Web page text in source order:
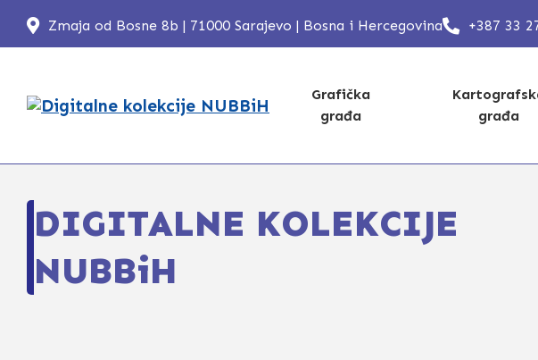
Zmaja od Bosne 8b | 71000 Sarajevo | Bosna i Hercegovina +387 33
Grafička
građa
građa
DIGITALNE KOLEKCIJE
NUBBiH